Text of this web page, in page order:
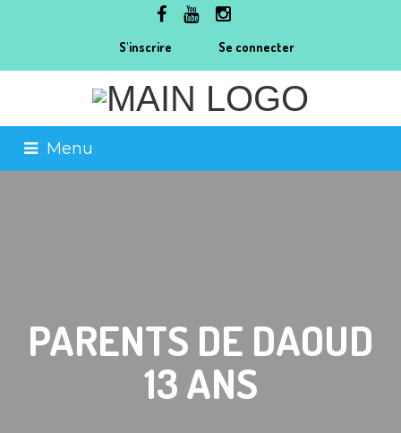
S'inscrire Se connecter
Menu
PARENTS DE DAOUD
13 ANS